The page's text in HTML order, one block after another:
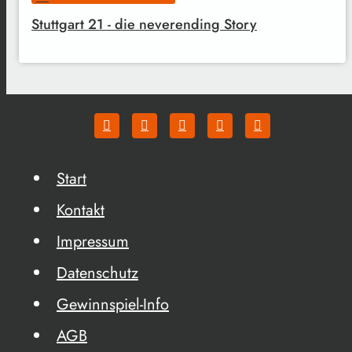
Stuttgart 21 - die neverending Story
Start
Kontakt
Impressum
Datenschutz
Gewinnspiel-Info
AGB